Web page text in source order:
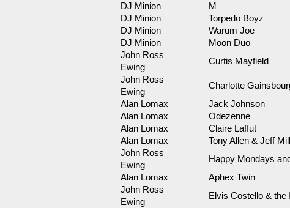
DJ Minion
M
DJ Minion
Torpedo Boyz
DJ Minion
Warum Joe
DJ Minion
Moon Duo
John Ross
Ewing
Curtis Mayfield
John Ross
Ewing
Charlotte
Alan Lomax
Jack Johnson
Alan Lomax
Odezenne
Alan Lomax
Claire Laffut
Alan Lomax
Tony Allen & Jeff
John Ross
Ewing
Happy Mondays
Alan Lomax
Aphex Twin
John Ross
Ewing
Elvis Costello & the